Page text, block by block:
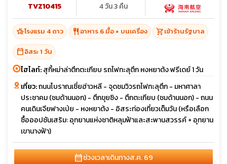
TVZ10415
4 วัน 3 คืน
hotel_classโรงแรม 4 ดาว restaurant อาหาร 6 มื้อ + บนเครื่อง shopping_cartเข้าร้านรัฐบาล
calendar_todayอิสระ 1 วัน
ไฮไลท์:สุกี้หม่าล่าตึกตะเกียบ รถไฟทะลุตึก หงหยาต้ง ฟรีเดย์ 1 วัน
เที่ยว:ถนนโบราณเซี่ยฮ่าวหลี - จุดชมวิวรถไฟทะลุตึก - มหาศาลา
ประชาคม (ชมด้านนอก) - ตึกขุยซิง - ตึกตะเกียบ (ชมด้านนอก) - ถนน
คนเดินเจียฟางเป่ย - หงหยาต้ง - อิสระท่องเที่ยวเต็มวัน (หรือเลือก
ซื้อออปชันเสริม: อุทยานแห่งชาติหลุมฟ้าและสะพานสวรรค์ + อุทยาน
เขานางฟ้า)
calendar_monthช่วงเวลาเดินทางส.ค. 69